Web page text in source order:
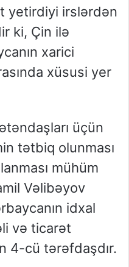
yetirdiyi irslərdən
ki, Çin ilə
xarici
xüsusi yer
üçün
tətbiq olunması
mühüm
Vəlibəyov
idxal
və ticarət
4-cü tərəfdaşdır.